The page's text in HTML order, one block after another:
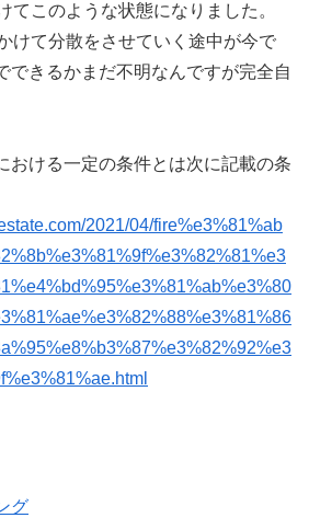
てこのような状態になりました。
けて分散をさせていく途中が今で
できるかまだ不明なんですが完全自
おける一定の条件とは次に記載の条
2021/04/fire%e3%81%ab
グ